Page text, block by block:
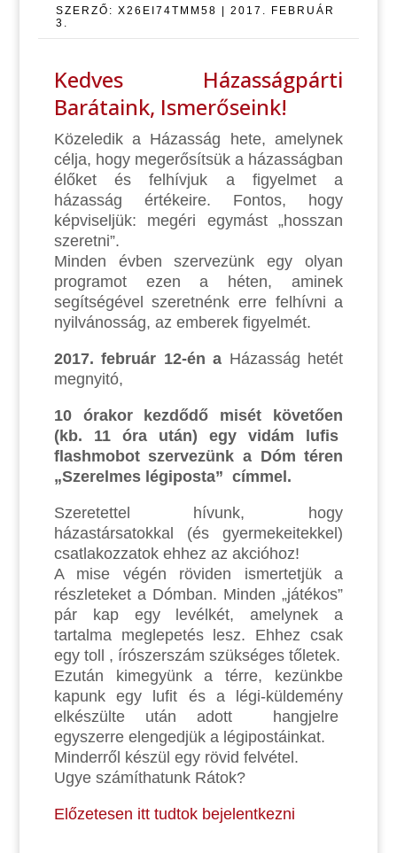
SZERZŐ: X26EI74TMM58 | 2017. FEBRUÁR
3.
Kedves Házasságpárti
Barátaink, Ismerőseink!
Közeledik a Házasság hete, amelynek
célja, hogy megerősítsük a házasságban
élőket és felhívjuk a figyelmet a
házasság értékeire. Fontos, hogy
képviseljük: megéri egymást „hosszan
szeretni”.
Minden évben szervezünk egy olyan
programot ezen a héten, aminek
segítségével szeretnénk erre felhívni a
nyilvánosság, az emberek figyelmét.
2017. február 12-én a Házasság hetét
megnyitó,
10 órakor kezdődő misét követően
(kb. 11 óra után) egy vidám lufis
flashmobot szervezünk a Dóm téren
„Szerelmes légiposta” címmel.
Szeretettel hívunk, hogy
házastársatokkal (és gyermekeitekkel)
csatlakozzatok ehhez az akcióhoz!
A mise végén röviden ismertetjük a
részleteket a Dómban. Minden „játékos”
pár kap egy levélkét, amelynek a
tartalma meglepetés lesz. Ehhez csak
egy toll , írószerszám szükséges tőletek.
Ezután kimegyünk a térre, kezünkbe
kapunk egy lufit és a légi-küldemény
elkészülte után adott hangjelre
egyszerre elengedjük a légipostáinkat.
Minderről készül egy rövid felvétel.
Ugye számíthatunk Rátok?
Előzetesen itt tudtok bejelentkezni